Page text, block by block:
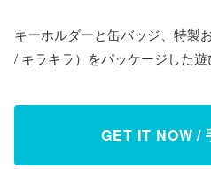
キーホルダーと缶バッジ、特製
/ キラキラ）をパッケージした遊
GET IT NOW /